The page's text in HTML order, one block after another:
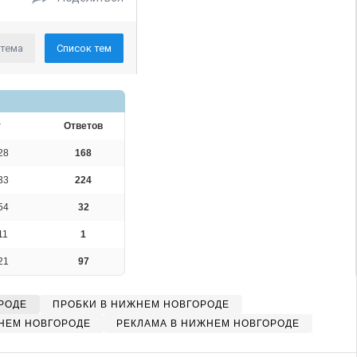
Список тем
Ответов
168
224
32
1
97
ПРОБКИ В НИЖНЕМ НОВГОРОДЕ
НОВГОРОДЕ РЕКЛАМА В НИЖНЕМ НОВГОРОДЕ